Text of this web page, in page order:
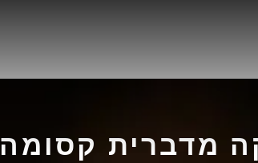
מדברית קסומה